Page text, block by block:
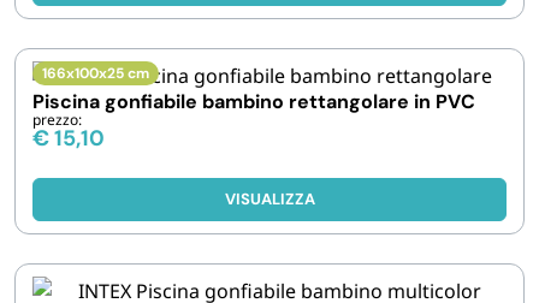
166x100x25 cm
Piscina gonfiabile bambino rettangolare in PVC
prezzo:
€15,10
VISUALIZZA